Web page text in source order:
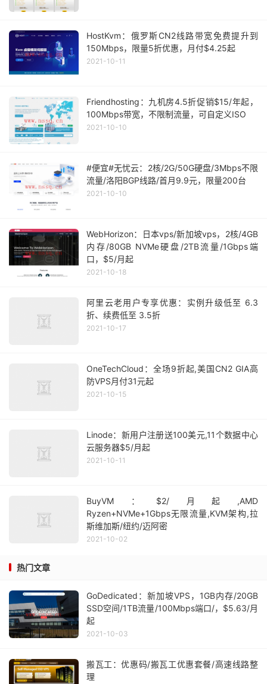
HostKvm：俄罗斯CN2线路带宽免费提升到
150Mbps，限量5折优惠，月付$4.25起
2021-10-11
Friendhosting：九机房4.5折促销$15/年起，
100Mbps带宽，不限制流量，可自定义ISO
2021-10-10
#便宜#无忧云：2核/2G/50G硬盘/3Mbps不限
流量/洛阳BGP线路/首月9.9元，限量200台
2021-10-10
WebHorizon：日本vps/新加坡vps，2核/4GB
内存/80GB NVMe硬盘/2TB流量/1Gbps端
口，$5/月起
2021-10-18
阿里云老用户专享优惠：实例升级低至 6.3
折、续费低至 3.5折
2021-10-17
OneTechCloud：全场9折起,美国CN2 GIA高
防VPS月付31元起
2021-10-15
Linode：新用户注册送100美元,11个数据中心
云服务器$5/月起
2021-10-11
BuyVM：$2/月起,AMD
Ryzen+NVMe+1Gbps无限流量,KVM架构,拉
斯维加斯/纽约/迈阿密
2021-10-02
热门文章
GoDedicated：新加坡VPS，1GB内存/20GB
SSD空间/1TB流量/100Mbps端口/，$5.63/月
起
2021-10-03
搬瓦工：优惠码/搬瓦工优惠套餐/高速线路整
理